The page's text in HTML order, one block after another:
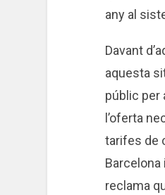
any al
Davant
aquesta
públic per
l’oferta
tarifes de
Barcelona
reclama